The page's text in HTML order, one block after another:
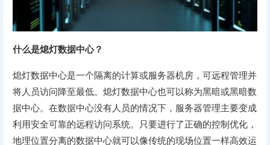
什么是熄灯数据中心？
熄灯数据中心是一个隔离的计算或服务器机房，可远程管理并
将人员访问降至最低。熄灯数据中心也可以称为黑暗或黑暗数
据中心。在数据中心没有人员的情况下，服务器管理主要变成
利用安全可靠的远程访问系统。只要进行了正确的控制优化，
地理位置分离的数据中心就可以像传统的现场位置一样高效运